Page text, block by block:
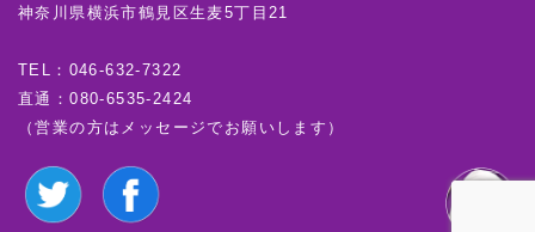
神奈川県横浜市鶴見区生麦5丁目21
TEL： 046-632-7322
直通：080-6535-2424
（営業の方はメッセージでお願いします）